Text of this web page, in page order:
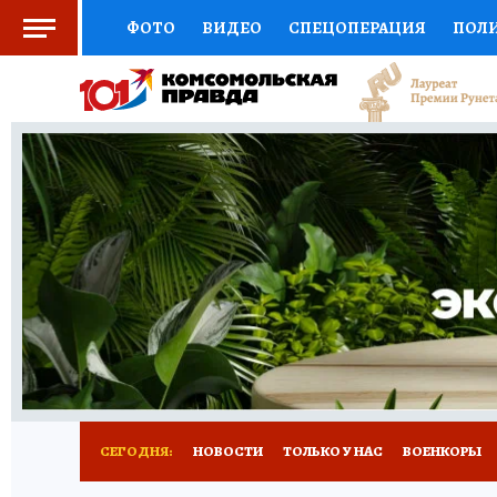
ФОТО ВИДЕО СПЕЦОПЕРАЦИЯ
СОЦПОДДЕРЖКА НАУКА СПОРТ
ВЫБОР ЭКСПЕРТОВ ДОКТОР
КНИЖНАЯ ПОЛКА ПРОГНОЗЫ НА СПОРТ
ПРЕСС-ЦЕНТР НЕДВИЖИМОСТЬ
РАДИО КП РЕКЛАМА ТЕСТЫ НОВОЕ
СЕГОДНЯ: НОВОСТИ ТОЛЬКО У НАС ВОЕНКОРЫ